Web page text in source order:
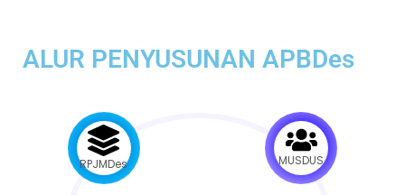
ALUR PENYUSUNAN APBDes
RPJMDes MUSDUS